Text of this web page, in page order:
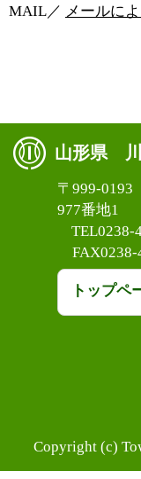
MAIL／ メールに
山形県
〒999-
977番地1
TEL0238-
FAX0238-
トップペ
Copyright (c)